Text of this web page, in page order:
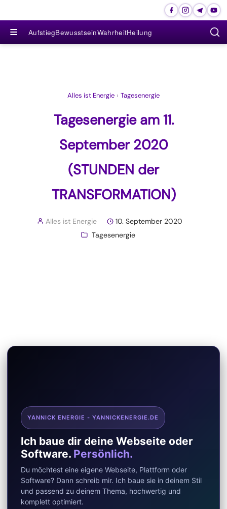
≡ AufstiegBewusstseinWahrheitHeilung
Alles ist Energie › Tagesenergie
Tagesenergie am 11.
September 2020
(STUNDEN der
TRANSFORMATION)
Alles ist Energie
10. September 2020
Tagesenergie
YANNICK ENERGIE - YANNICKENERGIE.DE
Ich baue dir deine Webseite oder
Software. Persönlich.
Du möchtest eine eigene Webseite, Plattform oder
Software? Dann schreib mir. Ich baue sie in deinem Stil
und passend zu deinem Thema, hochwertig und
komplett optimiert.